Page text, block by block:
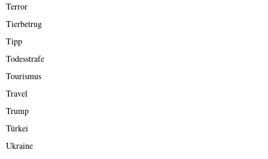
Terror
Tierbetrug
Tipp
Todesstrafe
Tourismus
Travel
Trump
Türkei
Ukraine